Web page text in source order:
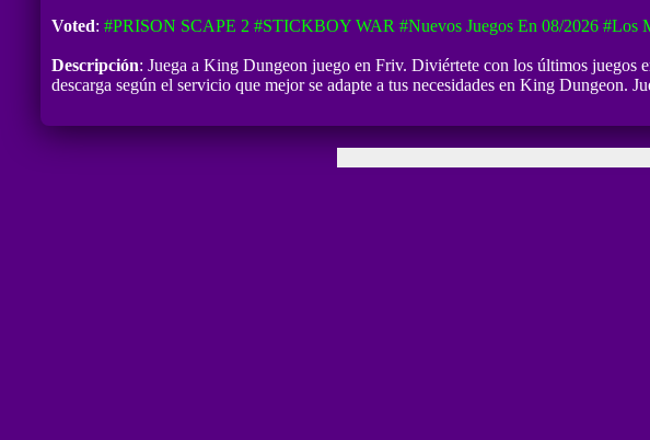
Voted: #PRISON SCAPE 2 #STICKBOY WAR #Nuevos Juegos En 08/2026 #Los
Descripción: Juega a King Dungeon juego en Friv. Diviértete con los últimos juegos
descarga según el servicio que mejor se adapte a tus necesidades en King Dungeon.